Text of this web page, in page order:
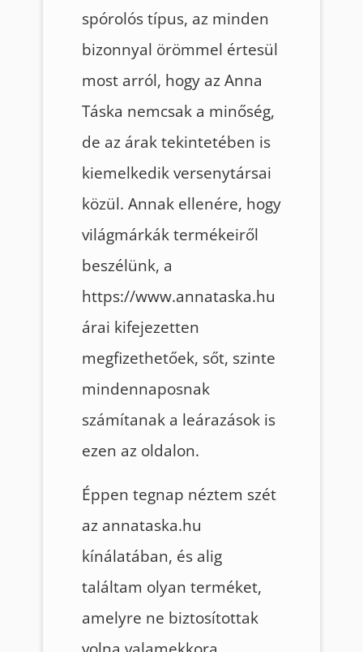
spórolós típus, az minden
bizonnyal örömmel értesül
most arról, hogy az Anna
Táska nemcsak a minőség,
de az árak tekintetében is
kiemelkedik versenytársai
közül. Annak ellenére, hogy
világmárkák termékeiről
beszélünk, a
https://www.annataska.hu
árai kifejezetten
megfizethetőek, sőt, szinte
mindennaposnak
számítanak a leárazások is
ezen az oldalon.
Éppen tegnap néztem szét
az annataska.hu
kínálatában, és alig
találtam olyan terméket,
amelyre ne biztosítottak